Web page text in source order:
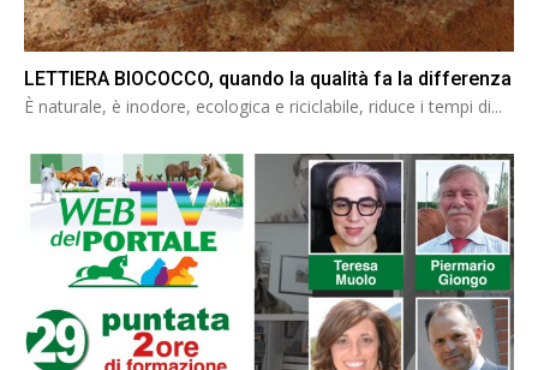
LETTIERA BIOCOCCO, quando la qualità fa la differenza
È naturale, è inodore, ecologica e riciclabile, riduce i tempi di...